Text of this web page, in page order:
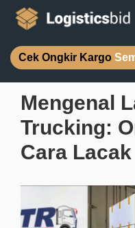
Cek Ongkir Kargo
Mengenal
Trucking:
Cara